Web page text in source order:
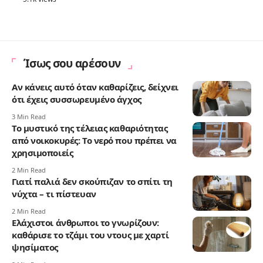
Ίσως σου αρέσουν
Αν κάνεις αυτό όταν καθαρίζεις, δείχνει
ότι έχεις συσσωρευμένο άγχος
3 Min Read
Το μυστικό της τέλειας καθαριότητας
από νοικοκυρές: Το νερό που πρέπει να
χρησιμοποιείς
2 Min Read
Γιατί παλιά δεν σκούπιζαν το σπίτι τη
νύχτα – τι πίστευαν
2 Min Read
Ελάχιστοι άνθρωποι το γνωρίζουν:
καθάρισε το τζάμι του ντους με χαρτί
ψησίματος